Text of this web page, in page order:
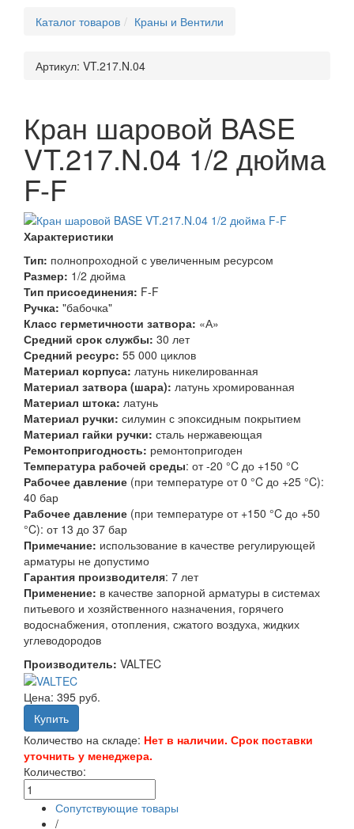
Каталог товаров
Краны и Вентили
Артикул: VT.217.N.04
Кран шаровой BASE
VT.217.N.04 1/2 дюйма
F-F
Характеристики
Тип: полнопроходной с увеличенным ресурсом
Размер: 1/2 дюйма
Тип присоединения: F-F
Ручка: "бабочка"
Класс герметичности затвора: «А»
Средний срок службы: 30 лет
Средний ресурс: 55 000 циклов
Материал корпуса: латунь никелированная
Материал затвора (шара): латунь хромированная
Материал штока: латунь
Материал ручки: силумин с эпоксидным покрытием
Материал гайки ручки: сталь нержавеющая
Ремонтопригодность: ремонтопригоден
Температура рабочей среды: от -20 °C до +150 °C
Рабочее давление (при температуре от 0 °C до +25 °C):
40 бар
Рабочее давление (при температуре от +150 °C до +50
°C): от 13 до 37 бар
Примечание: использование в качестве регулирующей
арматуры не допустимо
Гарантия производителя: 7 лет
Применение: в качестве запорной арматуры в системах
питьевого и хозяйственного назначения, горячего
водоснабжения, отопления, сжатого воздуха, жидких
углеводородов
Производитель: VALTEC
Цена: 395 руб.
Количество на складе: Нет в наличии. Срок поставки
уточнить у менеджера.
Количество:
Сопутствующие товары
/